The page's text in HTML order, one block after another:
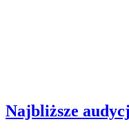
Najbliższe